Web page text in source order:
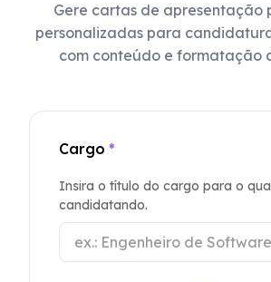
Gere cartas de apresentação
personalizadas para
com conteúdo e formatação
Cargo *
Insira o título do cargo para o
candidatando.